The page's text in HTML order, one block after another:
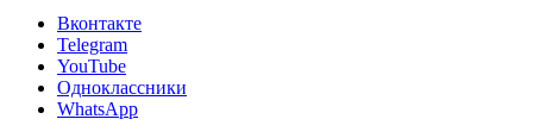
Вконтакте
Telegram
YouTube
Одноклассники
WhatsApp